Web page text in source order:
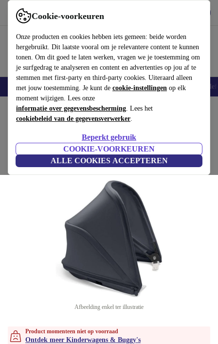
Cookie-voorkeuren
Onze producten en cookies hebben iets gemeen: beide worden
hergebruikt. Dit laatste vooral om je relevantere content te kunnen
tonen. Om dit goed te laten werken, vragen we je toestemming om
je surfgedrag te analyseren en content en advertenties op jou af te
stemmen met first-party en third-party cookies. Uiteraard alleen
met jouw toestemming. Je kunt de cookie-instellingen op elk
moment wijzigen. Lees onze
informatie over gegevensbescherming. Lees het
cookiebeleid van de gegevensverwerker.
Beperkt gebruik
COOKIE-VOORKEUREN
ALLE COOKIES ACCEPTEREN
Gebruik refurbed snel en eenvoudig
Smartphones Laptops Tablets Smartwatches Accessoires
Home Baby & kinderen Kinderwagens & Buggy's
Bugaboo Bee 5 zonnescherm
blauw
(Beoordelingen worden verzameld)
Afbeelding enkel ter illustratie
Product momenteen niet op voorraad
Ontdek meer Kinderwagens & Buggy's